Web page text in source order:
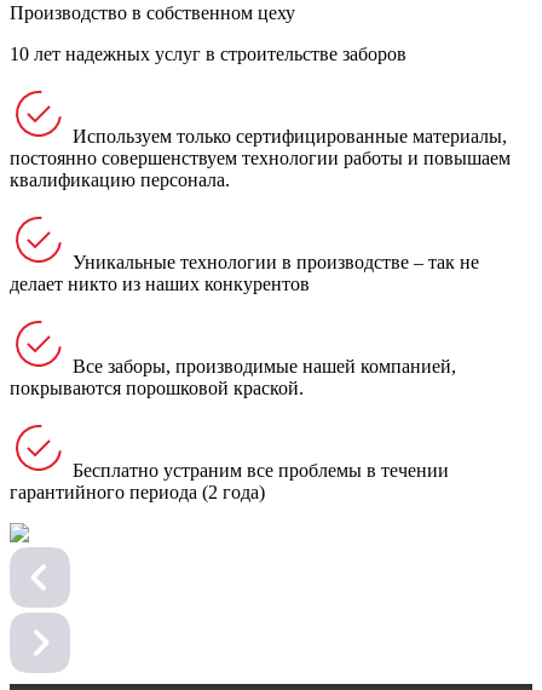
Производство в собственном цеху
10 лет надежных услуг в строительстве заборов
Используем только сертифицированные материалы,
постоянно совершенствуем технологии работы и повышаем
квалификацию персонала.
Уникальные технологии в производстве – так не
делает никто из наших конкурентов
Все заборы, производимые нашей компанией,
покрываются порошковой краской.
Бесплатно устраним все проблемы в течении
гарантийного периода (2 года)